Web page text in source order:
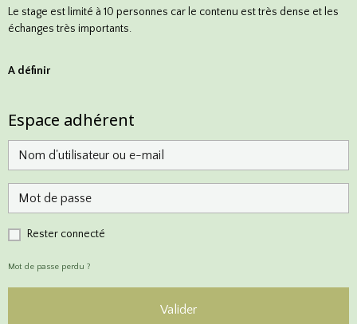
Le stage est limité à 10 personnes car le contenu est très dense et les
échanges très importants.
A définir
Espace adhérent
Rester connecté
Mot de passe perdu ?
Valider